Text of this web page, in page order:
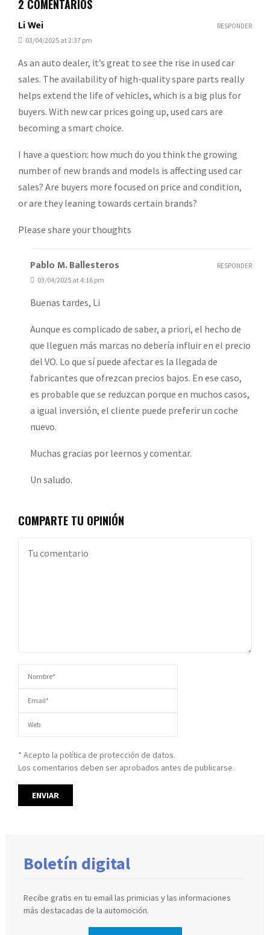
2 COMENTARIOS
Li Wei
03/04/2025 at 2:37 pm
As an auto dealer, it’s great to see the rise in used car
sales. The availability of high-quality spare parts really
helps extend the life of vehicles, which is a big plus for
buyers. With new car prices going up, used cars are
becoming a smart choice.
I have a question: how much do you think the growing
number of new brands and models is affecting used car
sales? Are buyers more focused on price and condition,
or are they leaning towards certain brands?
Please share your thoughts
RESPONDER
Pablo M. Ballesteros
03/04/2025 at 4:16 pm
Buenas tardes, Li
Aunque es complicado de saber, a priori, el hecho de
que lleguen más marcas no debería influir en el precio
del VO. Lo que sí puede afectar es la llegada de
fabricantes que ofrezcan precios bajos. En ese caso,
es probable que se reduzcan porque en muchos casos,
a igual inversión, el cliente puede preferir un coche
nuevo.
Muchas gracias por leernos y comentar.
Un saludo.
RESPONDER
COMPARTE TU OPINIÓN
* Acepto la política de protección de datos.
Los comentarios deben ser aprobados antes de publicarse.
Boletín digital
Recibe gratis en tu email las primicias y las informaciones
más destacadas de la automoción.